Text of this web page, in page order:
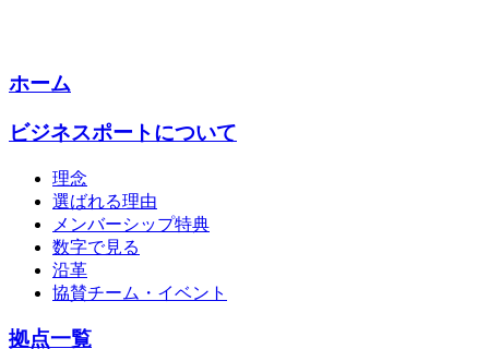
ホーム
ビジネスポートについて
理念
選ばれる理由
メンバーシップ特典
数字で見る
沿革
協賛チーム・イベント
拠点一覧